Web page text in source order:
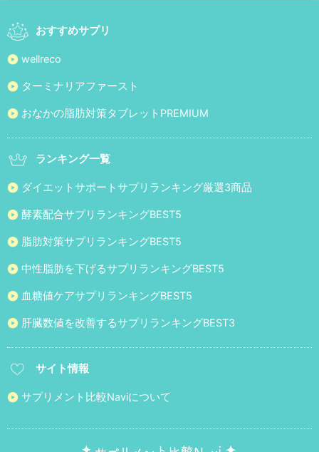
おすすめサプリ
wellreco
ターミナリアファースト
おなかの脂肪対策タブレットPREMIUM
ランキング一覧
ダイエットサポートサプリランキング厳選3商品
酵素配合サプリランキングBEST5
脂肪対策サプリランキングBEST5
中性脂肪を下げるサプリランキングBEST5
血糖値ケアサプリランキングBEST5
肝臓数値を改善するサプリランキングBEST3
サイト情報
サプリメント比較Naviについて